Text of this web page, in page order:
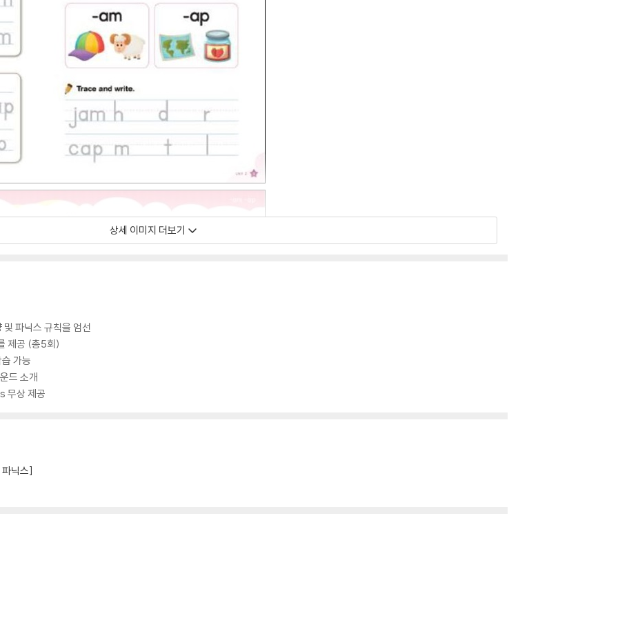
상세 이미지 더보기
파닉스 규칙을 엄선
제공 (총5회)
가능
드 소개
무상 제공
닉스]